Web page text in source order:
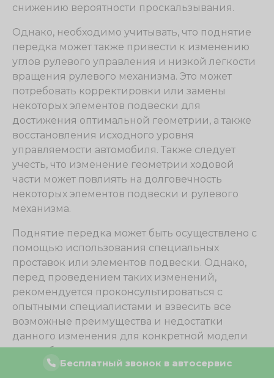
снижению вероятности проскальзывания.
Однако, необходимо учитывать, что поднятие
передка может также привести к изменению
углов рулевого управления и низкой легкости
вращения рулевого механизма. Это может
потребовать корректировки или замены
некоторых элементов подвески для
достижения оптимальной геометрии, а также
восстановления исходного уровня
управляемости автомобиля. Также следует
учесть, что изменение геометрии ходовой
части может повлиять на долговечность
некоторых элементов подвески и рулевого
механизма.
Поднятие передка может быть осуществлено с
помощью использования специальных
проставок или элементов подвески. Однако,
перед проведением таких изменений,
рекомендуется проконсультироваться с
опытными специалистами и взвесить все
возможные преимущества и недостатки
данного изменения для конкретной модели
автомобиля.
Бесплатный звонок в автосервис